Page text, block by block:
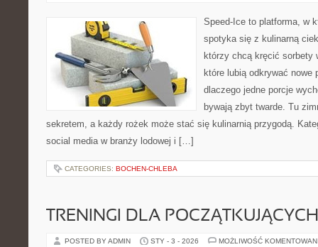
Speed-Ice to platforma, w
spotyka się z kulinarną
którzy chcą kręcić sorbety
które lubią odkrywać nowe
dlaczego jedne porcje
bywają zbyt twarde. Tu
sekretem, a każdy rożek może stać się kulinarnią przygodą.
social media w branży lodowej i […]
CATEGORIES: BOCHEN-CHLEBA
TRENINGI DLA POCZĄTKUJĄCYCH
POSTED BY ADMIN STY - 3 - 2026 MOŻLIWOŚĆ